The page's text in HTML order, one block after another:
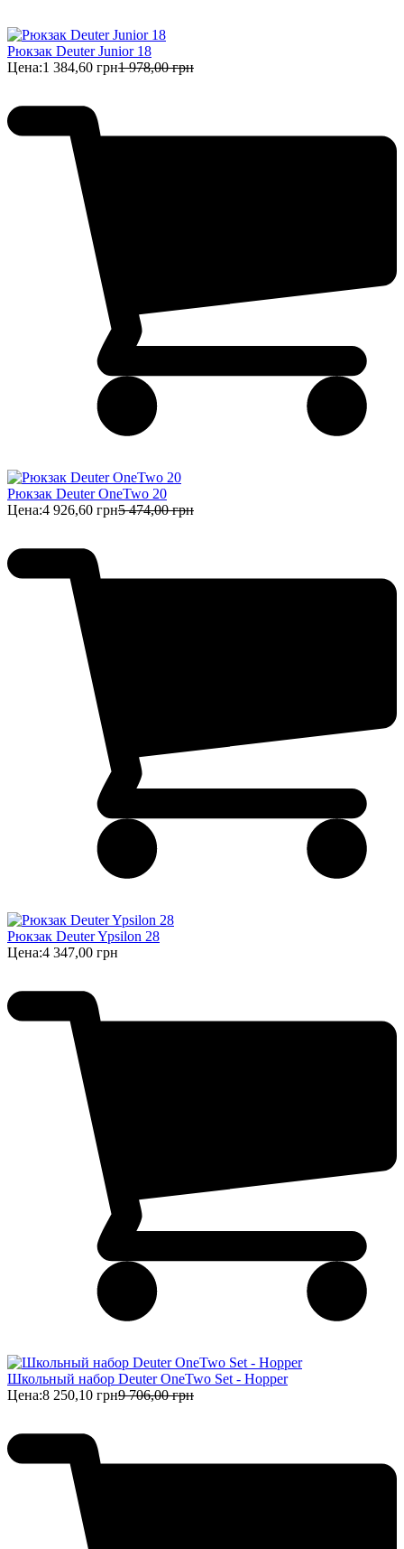
Рюкзак Deuter Junior 18
Цена:1 384,60 грн1 978,00 грн
Рюкзак Deuter OneTwo 20
Цена:4 926,60 грн5 474,00 грн
Рюкзак Deuter Ypsilon 28
Цена:4 347,00 грн
Школьный набор Deuter OneTwo Set - Hopper
Цена:8 250,10 грн9 706,00 грн